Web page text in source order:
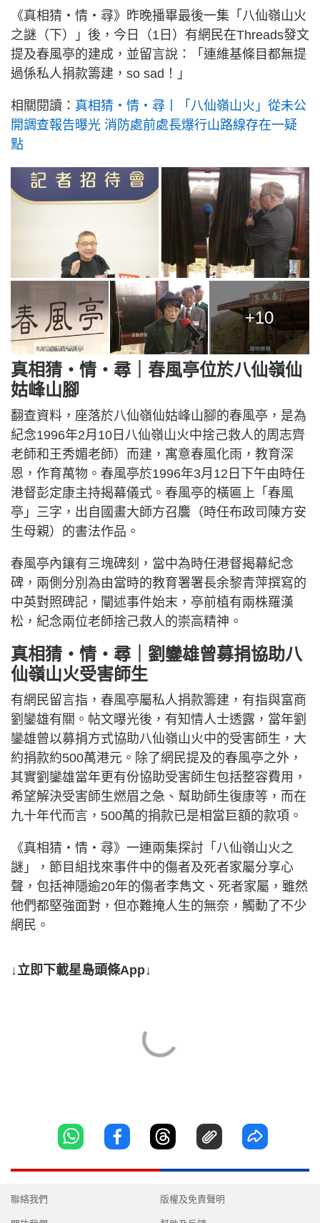
《真相猜‧情‧尋》昨晚播畢最後一集「八仙嶺山火
之謎（下）」後，今日（1日）有網民在Threads發文
提及春風亭的建成，並留言說：「連維基條目都無提
過係私人捐款籌建，so sad！」
相關閱讀： 真相猜‧情‧尋丨「八仙嶺山火」從未公
開調查報告曝光 消防處前處長爆行山路線存在一疑
點
+10
真相猜‧情‧尋｜春風亭位於八仙嶺仙
姑峰山腳
翻查資料，座落於八仙嶺仙姑峰山腳的春風亭，是為
紀念1996年2月10日八仙嶺山火中捨己救人的周志齊
老師和王秀媚老師）而建，寓意春風化雨，教育深
恩，作育萬物。春風亭於1996年3月12日下午由時任
港督彭定康主持揭幕儀式。春風亭的橫匾上「春風
亭」三字，出自國畫大師方召麐（時任布政司陳方安
生母親）的書法作品。
春風亭內鑲有三塊碑刻，當中為時任港督揭幕紀念
碑，兩側分別為由當時的教育署署長余黎青萍撰寫的
中英對照碑記，闡述事件始末，亭前植有兩株羅漢
松，紀念兩位老師捨己救人的崇高精神。
真相猜‧情‧尋｜劉鑾雄曾募捐協助八
仙嶺山火受害師生
有網民留言指，春風亭屬私人捐款籌建，有指與富商
劉鑾雄有關。帖文曝光後，有知情人士透露，當年劉
鑾雄曾以募捐方式協助八仙嶺山火中的受害師生，大
約捐款約500萬港元。除了網民提及的春風亭之外，
其實劉鑾雄當年更有份協助受害師生包括整容費用，
希望解決受害師生燃眉之急、幫助師生復康等，而在
九十年代而言，500萬的捐款已是相當巨額的款項。
《真相猜‧情‧尋》一連兩集探討「八仙嶺山火之
謎」，節目組找來事件中的傷者及死者家屬分享心
聲，包括神隱逾20年的傷者李雋文、死者家屬，雖然
他們都堅強面對，但亦難掩人生的無奈，觸動了不少
網民。
↓立即下載星島頭條App↓
聯絡我們 版權及免責聲明